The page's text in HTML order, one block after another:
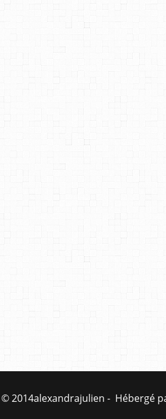
© 2014alexandrajulien - Hébergé